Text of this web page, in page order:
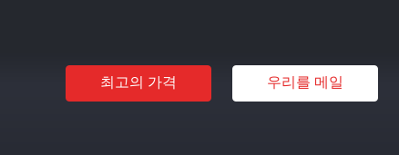
최고의 가격 우리를 메일